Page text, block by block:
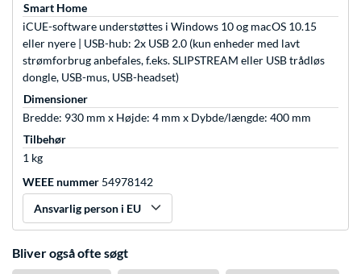
Smart Home
iCUE-software understøttes i Windows 10 og macOS 10.15
eller nyere | USB-hub: 2x USB 2.0 (kun enheder med lavt
strømforbrug anbefales, f.eks. SLIPSTREAM eller USB trådløs
dongle, USB-mus, USB-headset)
Dimensioner
Bredde: 930 mm x Højde: 4 mm x Dybde/længde: 400 mm
Tilbehør
1 kg
WEEE nummer 54978142
Ansvarlig person i EU
Bliver også ofte søgt